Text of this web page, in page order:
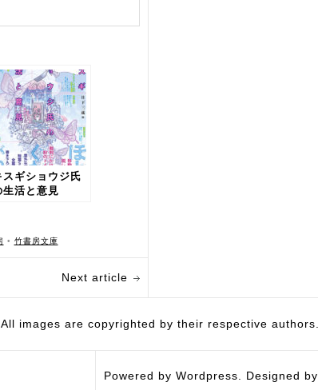
スギショウジ氏
生活と意見
• 竹書房文庫
Next article
images are copyrighted by their respective authors.
Powered by Wordpress. Designed by